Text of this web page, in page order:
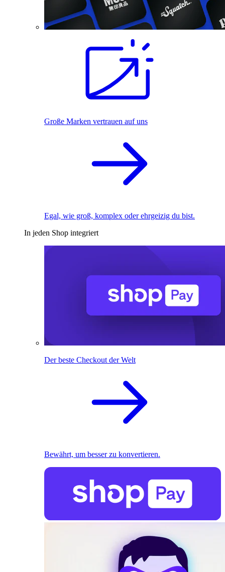
Große Marken vertrauen auf uns
Egal, wie groß, komplex oder ehrgeizig du bist.
In jeden Shop integriert
Der beste Checkout der Welt
Bewährt, um besser zu konvertieren.